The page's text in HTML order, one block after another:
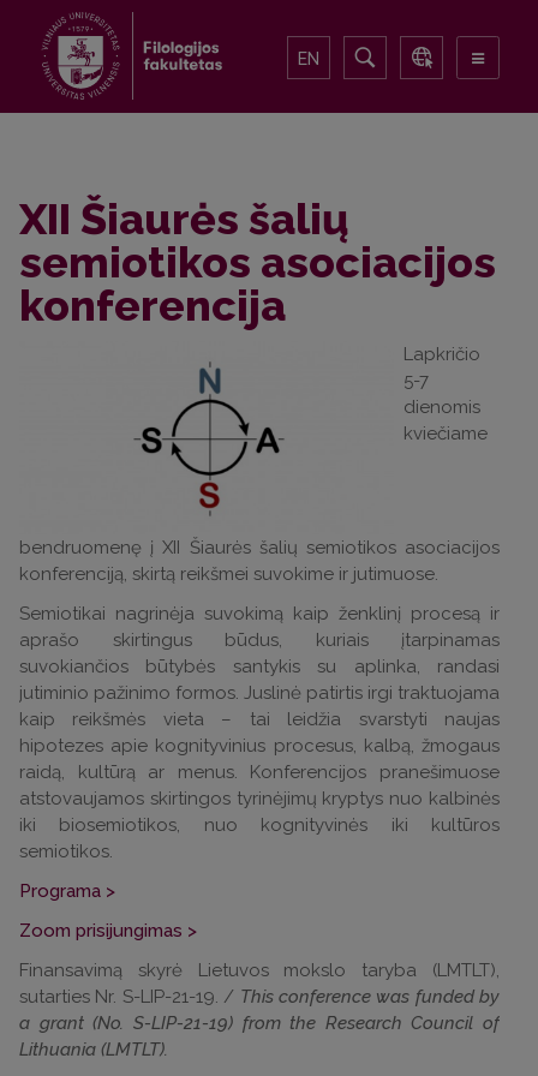
EN
XII Šiaurės šalių
semiotikos asociacijos
konferencija
Lapkričio
5-7
dienomis
kviečiame
bendruomenę į XII Šiaurės šalių semiotikos asociacijos
konferenciją, skirtą reikšmei suvokime ir jutimuose.
Semiotikai nagrinėja suvokimą kaip ženklinį procesą ir
aprašo skirtingus būdus, kuriais įtarpinamas
suvokiančios būtybės santykis su aplinka, randasi
jutiminio pažinimo formos. Juslinė patirtis irgi traktuojama
kaip reikšmės vieta – tai leidžia svarstyti naujas
hipotezes apie kognityvinius procesus, kalbą, žmogaus
raidą, kultūrą ar menus. Konferencijos pranešimuose
atstovaujamos skirtingos tyrinėjimų kryptys nuo kalbinės
iki biosemiotikos, nuo kognityvinės iki kultūros
semiotikos.
Programa >
Zoom prisijungimas >
Finansavimą skyrė Lietuvos mokslo taryba (LMTLT),
sutarties Nr. S-LIP-21-19. / This conference was funded by
a grant (No. S-LIP-21-19) from the Research Council of
Lithuania (LMTLT).